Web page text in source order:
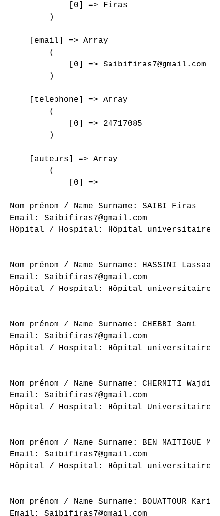
            [0] => Firas
        )
    [email] => Array
        (
            [0] => Saibifiras7@gmail.com
        )
    [telephone] => Array
        (
            [0] => 24717085
        )
    [auteurs] => Array
        (
            [0] =>
Nom prénom / Name Surname: SAIBI Firas
Email: Saibifiras7@gmail.com
Hôpital / Hospital: Hôpital universitaire
Nom prénom / Name Surname: HASSINI Lassaad
Email: Saibifiras7@gmail.com
Hôpital / Hospital: Hôpital universitaire
Nom prénom / Name Surname: CHEBBI Sami
Email: Saibifiras7@gmail.com
Hôpital / Hospital: Hôpital universitaire
Nom prénom / Name Surname: CHERMITI Wajdi
Email: Saibifiras7@gmail.com
Hôpital / Hospital: Hôpital Universitaire
Nom prénom / Name Surname: BEN MAITIGUE
Email: Saibifiras7@gmail.com
Hôpital / Hospital: Hôpital universitaire
Nom prénom / Name Surname: BOUATTOUR Karim
Email: Saibifiras7@gmail.com